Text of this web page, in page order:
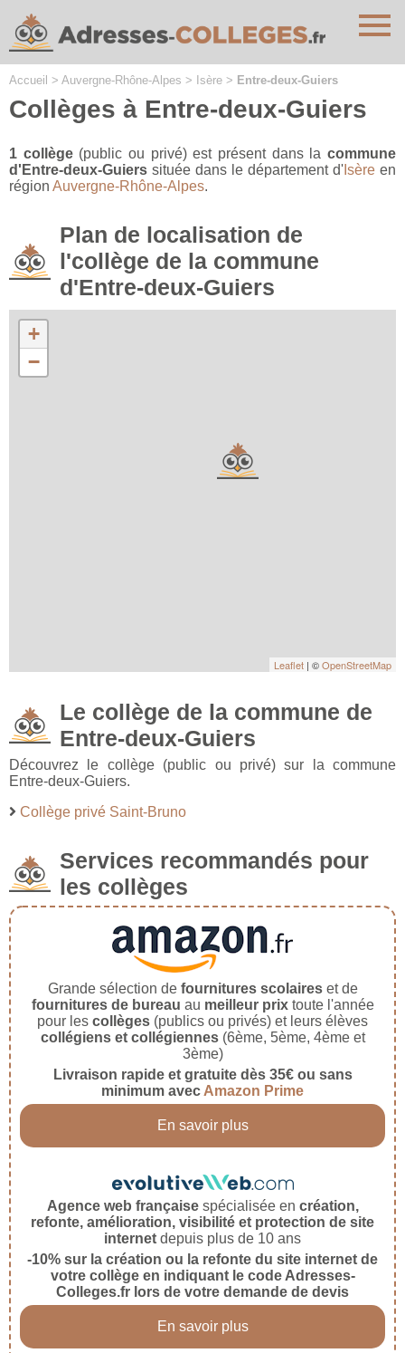
Accueil > Auvergne-Rhône-Alpes > Isère > Entre-deux-Guiers
Collèges à Entre-deux-Guiers
1 collège(public ou privé) est présent dans lacommune
d'Entre-deux-Guiers située dans le département d' Isère en
région Auvergne-Rhône-Alpes.
Plan de localisation de
l'collège de la commune
d'Entre-deux-Guiers
+
−
Leaflet | ©OpenStreetMap
Le collège de la commune de
Entre-deux-Guiers
Découvrez le collège (public ou privé) sur la commune
Entre-deux-Guiers.
Collège privé Saint-Bruno
Services recommandés pour
les collèges
Grande sélection de fournitures scolaireset de
fournitures de bureau au meilleur prixtoute l'année
pour les collèges (publics ou privés) et leurs élèves
collégiens et collégiennes(6ème, 5ème, 4ème et
3ème)
Livraison rapide et gratuite dès 35€ ou sans
minimum avec Amazon Prime
En savoir plus
Agence web françaisespécialisée en création,
refonte, amélioration, visibilité et protection de site
internet depuis plus de 10 ans
-10% sur la création ou la refonte du site internet de
votre collège en indiquant le code Adresses-
Colleges.fr lors de votre demande de devis
En savoir plus